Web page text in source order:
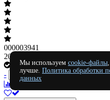
000003941
208 500
В наличии много
-
+
Мы используем cookie-файлы
лучше. Политика обработки
данных